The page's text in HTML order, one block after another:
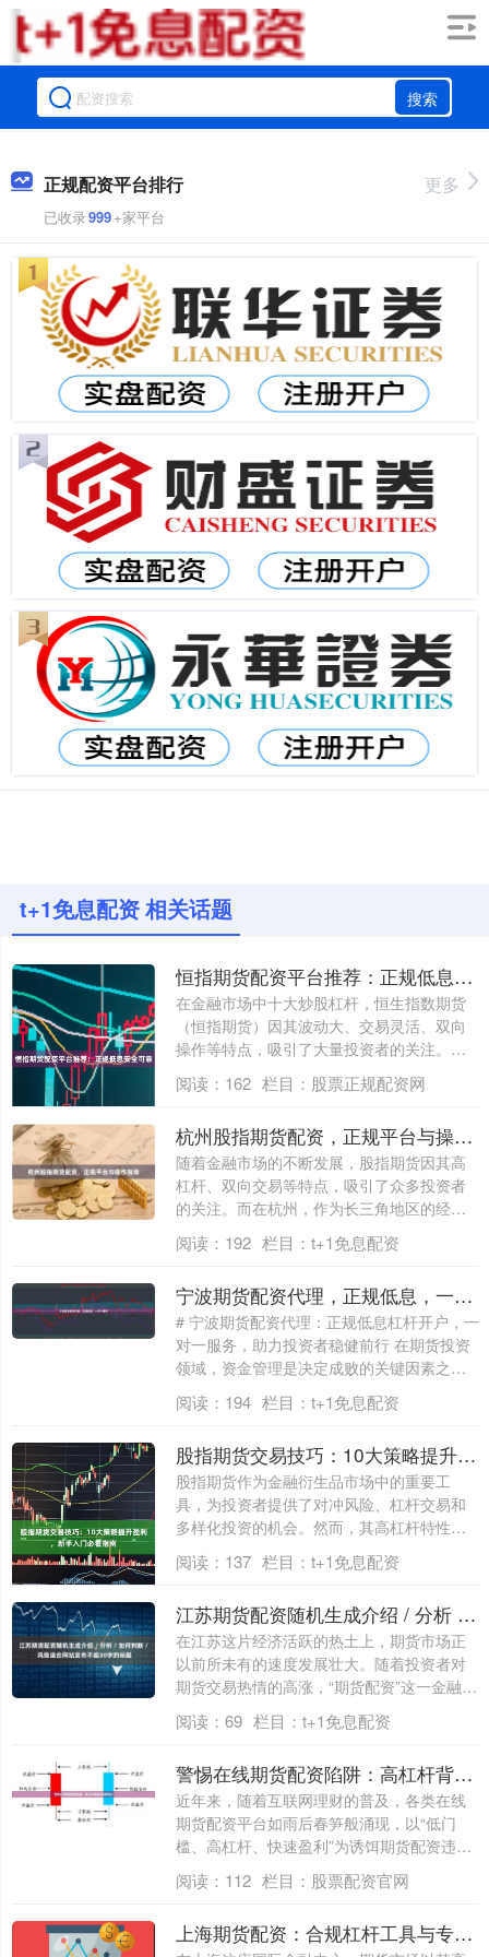
搜索
正规配资平台排行
已收录999+家平台
更多
t+1免息配资 相关话题
恒指期货配资平台推荐：正规低息安全可靠
在金融市场中十大炒股杠杆，恒生指数期货
（恒指期货）因其波动大、交易灵活、双向
操作等特点，吸引了大量投资者的关注。然
而，对....
阅读： 162 栏目： 股票正规配资网
杭州股指期货配资，正规平台与操作指南
随着金融市场的不断发展，股指期货因其高
杠杆、双向交易等特点，吸引了众多投资者
的关注。而在杭州，作为长三角地区的经济
重镇，....
阅读： 192 栏目： t+1免息配资
宁波期货配资代理，正规低息，一对一服务
# 宁波期货配资代理：正规低息杠杆开户，一
对一服务，助力投资者稳健前行 在期货投资
领域，资金管理是决定成败的关键因素之
一....
阅读： 194 栏目： t+1免息配资
股指期货交易技巧：10大策略提升盈利，新手入门必看指南
股指期货作为金融衍生品市场中的重要工
具，为投资者提供了对冲风险、杠杆交易和
多样化投资的机会。然而，其高杠杆特性也
意味着较....
阅读： 137 栏目： t+1免息配资
江苏期货配资随机生成介绍 / 分析 / 如何判断 / 风险适合网站发布不超30字的标题
在江苏这片经济活跃的热土上，期货市场正
以前所未有的速度发展壮大。随着投资者对
期货交易热情的高涨，“期货配资”这一金融杠
杆....
阅读： 69 栏目： t+1免息配资
警惕在线期货配资陷阱：高杠杆背后的风险警示
近年来，随着互联网理财的普及，各类在线
期货配资平台如雨后春笋般涌现，以“低门
槛、高杠杆、快速盈利”为诱饵期货配资违法
吗，....
阅读： 112 栏目： 股票配资官网
上海期货配资：合规杠杆工具与专业风控解析